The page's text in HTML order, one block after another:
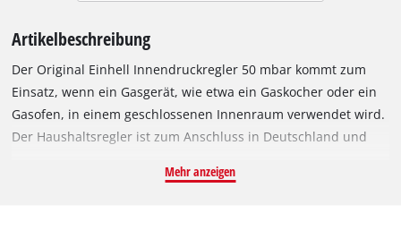
Artikelbeschreibung
Der Original Einhell Innendruckregler 50 mbar kommt zum
Einsatz, wenn ein Gasgerät, wie etwa ein Gaskocher oder ein
Gasofen, in einem geschlossenen Innenraum verwendet wird.
Der Haushaltsregler ist zum Anschluss in Deutschland und
BFO 4200/1 (DE/AT) und den Katalythgasofen KGH 4200
Mehr anzeigen